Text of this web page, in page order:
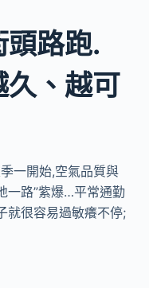
頭路跑.
久、越可
一開始,空氣品質與
一路”紫爆…平常通勤
就很容易過敏癢不停;